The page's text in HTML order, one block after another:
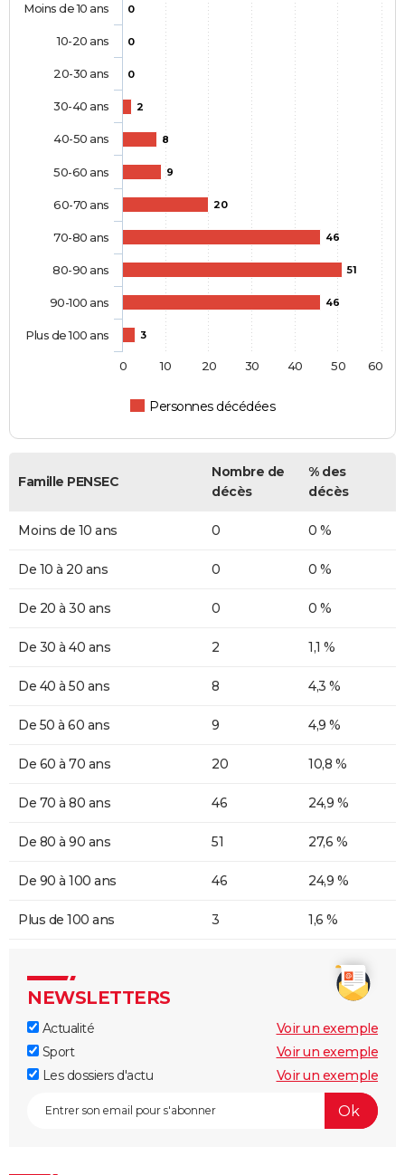
0
0
0
2
8
9
20
46
51
46
3
Personnes décédées
Moins de 10 ans
10-20 ans
20-30 ans
30-40 ans
40-50 ans
50-60 ans
60-70 ans
70-80 ans
80-90 ans
90-100 ans
Plus de 100 ans
0 10 20 30 40 50 60
Famille PENSEC
Nombre de
décès
% des
décès
Moins de 10 ans 0 0 %
De 10 à 20 ans 0 0 %
De 20 à 30 ans 0 0 %
De 30 à 40 ans 2 1,1 %
De 40 à 50 ans 8 4,3 %
De 50 à 60 ans 9 4,9 %
De 60 à 70 ans 20 10,8 %
De 70 à 80 ans 46 24,9 %
De 80 à 90 ans 51 27,6 %
De 90 à 100 ans 46 24,9 %
Plus de 100 ans 3 1,6 %
NEWSLETTERS
Actualité
Voir un exemple
Sport
Voir un exemple
Les dossiers d'actu
Voir un exemple